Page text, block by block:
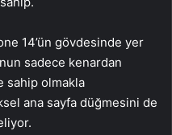
14’ün gövdesinde yer
sadece kenardan
sahip olmakla
ana sayfa düğmesini de